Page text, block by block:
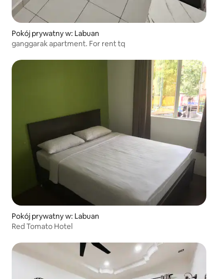
Pokój prywatny w: Labuan
ganggarak apartment. For rent tq
Pokój prywatny w: Labuan
Red Tomato Hotel